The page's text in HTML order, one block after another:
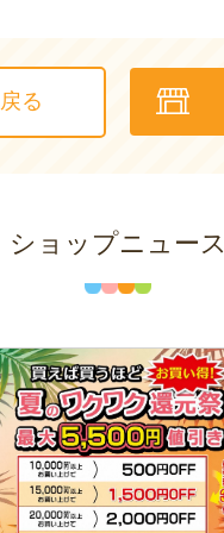
る
ショップニュース